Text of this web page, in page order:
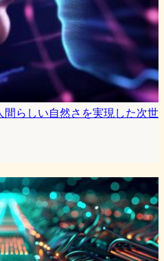
らしい自然さを実現した次世